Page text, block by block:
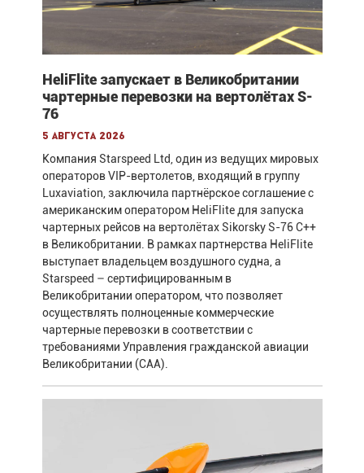
HeliFlite запускает в Великобритании
чартерные перевозки на вертолётах S-
76
5 августа 2026
Компания Starspeed Ltd, один из ведущих мировых
операторов VIP-вертолетов, входящий в группу
Luxaviation, заключила партнёрское соглашение с
американским оператором HeliFlite для запуска
чартерных рейсов на вертолётах Sikorsky S-76 C++
в Великобритании. В рамках партнерства HeliFlite
выступает владельцем воздушного судна, а
Starspeed – сертифицированным в
Великобритании оператором, что позволяет
осуществлять полноценные коммерческие
чартерные перевозки в соответствии с
требованиями Управления гражданской авиации
Великобритании (CAA).